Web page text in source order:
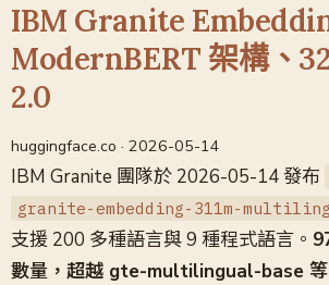
IBM Granite
ModernBERT 架構、
2.0
huggingface.co · 2026-05-14
IBM Granite 團隊於 2026-05-14 發布
granite-embedding-311m-
支援 200 多種語言與 9 種程式語言。
數量，超越 gte-multilingual-base 等